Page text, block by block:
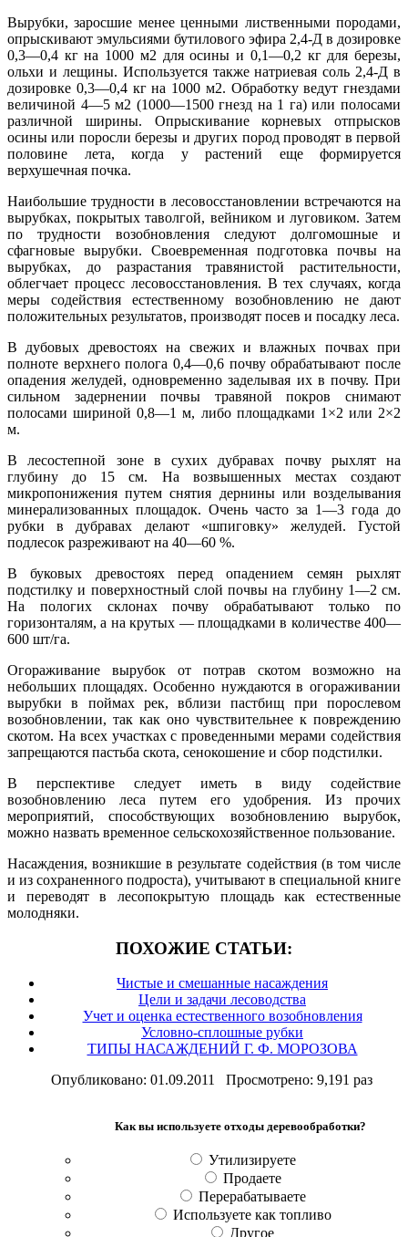
Вырубки, заросшие менее ценными лиственными породами,
опрыскивают эмульсиями бутилового эфира 2,4-Д в дозировке
0,3—0,4 кг на 1000 м2 для осины и 0,1—0,2 кг для березы,
ольхи и лещины. Используется также натриевая соль 2,4-Д в
дозировке 0,3—0,4 кг на 1000 м2. Обработку ведут гнездами
величиной 4—5 м2 (1000—1500 гнезд на 1 га) или полосами
различной ширины. Опрыскивание корневых отпрысков
осины или поросли березы и других пород проводят в первой
половине лета, когда у растений еще формируется
верхушечная почка.
Наибольшие трудности в лесовосстановлении встречаются на
вырубках, покрытых таволгой, вейником и луговиком. Затем
по трудности возобновления следуют долгомошные и
сфагновые вырубки. Своевременная подготовка почвы на
вырубках, до разрастания травянистой растительности,
облегчает процесс лесовосстановления. В тех случаях, когда
меры содействия естественному возобновлению не дают
положительных результатов, производят посев и посадку леса.
В дубовых древостоях на свежих и влажных почвах при
полноте верхнего полога 0,4—0,6 почву обрабатывают после
опадения желудей, одновременно заделывая их в почву. При
сильном задернении почвы травяной покров снимают
полосами шириной 0,8—1 м, либо площадками 1×2 или 2×2
м.
В лесостепной зоне в сухих дубравах почву рыхлят на
глубину до 15 см. На возвышенных местах создают
микропонижения путем снятия дернины или возделывания
минерализованных площадок. Очень часто за 1—3 года до
рубки в дубравах делают «шпиговку» желудей. Густой
подлесок разреживают на 40—60 %.
В буковых древостоях перед опадением семян рыхлят
подстилку и поверхностный слой почвы на глубину 1—2 см.
На пологих склонах почву обрабатывают только по
горизонталям, а на крутых — площадками в количестве 400—
600 шт/га.
Огораживание вырубок от потрав скотом возможно на
небольших площадях. Особенно нуждаются в огораживании
вырубки в поймах рек, вблизи пастбищ при порослевом
возобновлении, так как оно чувствительнее к повреждению
скотом. На всех участках с проведенными мерами содействия
запрещаются пастьба скота, сенокошение и сбор подстилки.
В перспективе следует иметь в виду содействие
возобновлению леса путем его удобрения. Из прочих
мероприятий, способствующих возобновлению вырубок,
можно назвать временное сельскохозяйственное пользование.
Насаждения, возникшие в результате содействия (в том числе
и из сохраненного подроста), учитывают в специальной книге
и переводят в лесопокрытую площадь как естественные
молодняки.
ПОХОЖИЕ СТАТЬИ:
Чистые и смешанные насаждения
Цели и задачи лесоводства
Учет и оценка естественного возобновления
Условно-сплошные рубки
ТИПЫ НАСАЖДЕНИЙ Г. Ф. МОРОЗОВА
Опубликовано: 01.09.2011 Просмотрено: 9,191 раз
Как вы используете отходы деревообработки?
Утилизируете
Продаете
Перерабатываете
Используете как топливо
Другое